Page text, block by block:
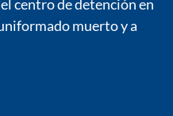
centro de detención en
muerto y a